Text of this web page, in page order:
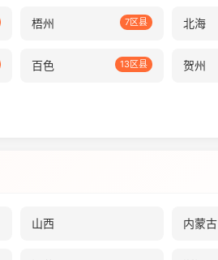
梧州 7区县 北海
百色 13区县 贺州
山西 内蒙古